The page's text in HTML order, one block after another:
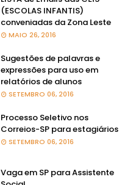
(ESCOLAS INFANTIS)
conveniadas da Zona Leste
MAIO 26, 2016
Sugestões de palavras e
expressões para uso em
relatórios de alunos
SETEMBRO 06, 2016
Processo Seletivo nos
Correios-SP para estagiários
SETEMBRO 06, 2016
Vaga em SP para Assistente